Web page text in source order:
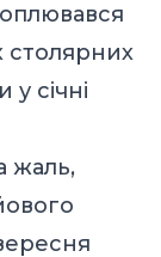
столярних
у січні
жаль,